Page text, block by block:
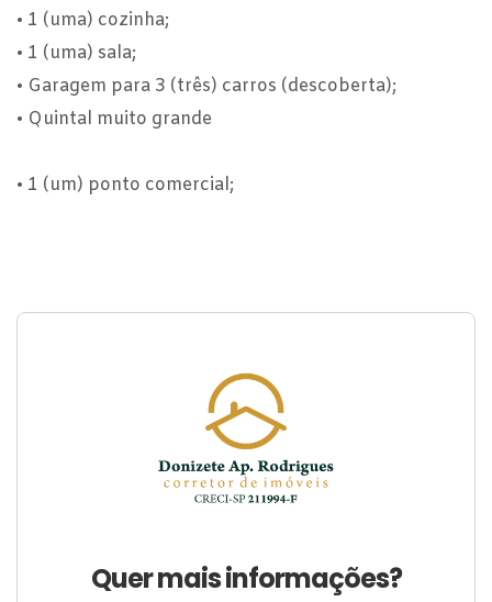
• 1 (uma) cozinha;
• 1 (uma) sala;
• Garagem para 3 (três) carros (descoberta);
• Quintal muito grande
• 1 (um) ponto comercial;
Quer mais informações?